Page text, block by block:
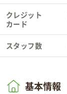
クレジット
カード
スタッフ数
基本情報